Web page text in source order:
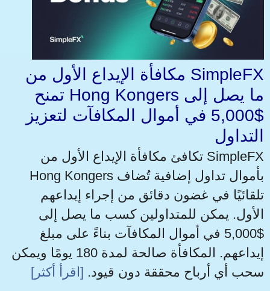
مكافأة الإيداع الأول من SimpleFX
تمنح Hong Kongers ما يصل إلى
$5,000 في أموال المكافآت لتعزيز
التداول
تكافئ مكافأة الإيداع الأول من SimpleFX
Hong Kongers بأموال تداول إضافية تُضاف
تلقائيًا في غضون دقائق من إجراء إيداعهم
الأول. يمكن للمتداولين كسب ما يصل إلى
$5,000 في أموال المكافآت بناءً على مبلغ
إيداعهم. المكافأة صالحة لمدة 180 يومًا ويمكن
سحب أي أرباح محققة دون قيود. [اقرأ أكثر]